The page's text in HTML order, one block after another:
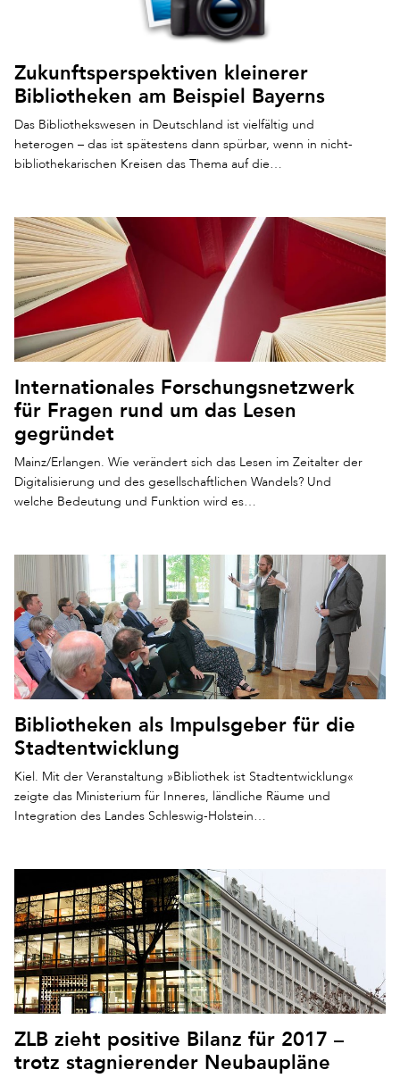
Zukunftsperspektiven kleinerer
Bibliotheken am Beispiel Bayerns
Das Bibliothekswesen in Deutschland ist vielfältig und
heterogen – das ist spätestens dann spürbar, wenn in nicht-
bibliothekarischen Kreisen das Thema auf die…
Internationales Forschungsnetzwerk
für Fragen rund um das Lesen
gegründet
Mainz/Erlangen. Wie verändert sich das Lesen im Zeitalter der
Digitalisierung und des gesellschaftlichen Wandels? Und
welche Bedeutung und Funktion wird es…
Bibliotheken als Impulsgeber für die
Stadtentwicklung
Kiel. Mit der Veranstaltung »Bibliothek ist Stadtentwicklung«
zeigte das Ministerium für Inneres, ländliche Räume und
Integration des Landes Schleswig-Holstein…
ZLB zieht positive Bilanz für 2017 –
trotz stagnierender Neubaupläne